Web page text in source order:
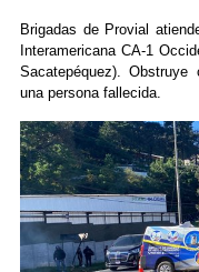
Brigadas de Provial
Interamericana CA-1
Sacatepéquez).
una persona fallecida.